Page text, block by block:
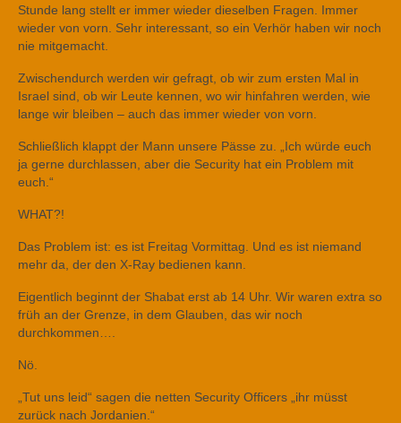
Stunde lang stellt er immer wieder dieselben Fragen. Immer
wieder von vorn. Sehr interessant, so ein Verhör haben wir noch
nie mitgemacht.
Zwischendurch werden wir gefragt, ob wir zum ersten Mal in
Israel sind, ob wir Leute kennen, wo wir hinfahren werden, wie
lange wir bleiben – auch das immer wieder von vorn.
Schließlich klappt der Mann unsere Pässe zu. „Ich würde euch
ja gerne durchlassen, aber die Security hat ein Problem mit
euch.“
WHAT?!
Das Problem ist: es ist Freitag Vormittag. Und es ist niemand
mehr da, der den X-Ray bedienen kann.
Eigentlich beginnt der Shabat erst ab 14 Uhr. Wir waren extra so
früh an der Grenze, in dem Glauben, das wir noch
durchkommen….
Nö.
„Tut uns leid“ sagen die netten Security Officers „ihr müsst
zurück nach Jordanien.“